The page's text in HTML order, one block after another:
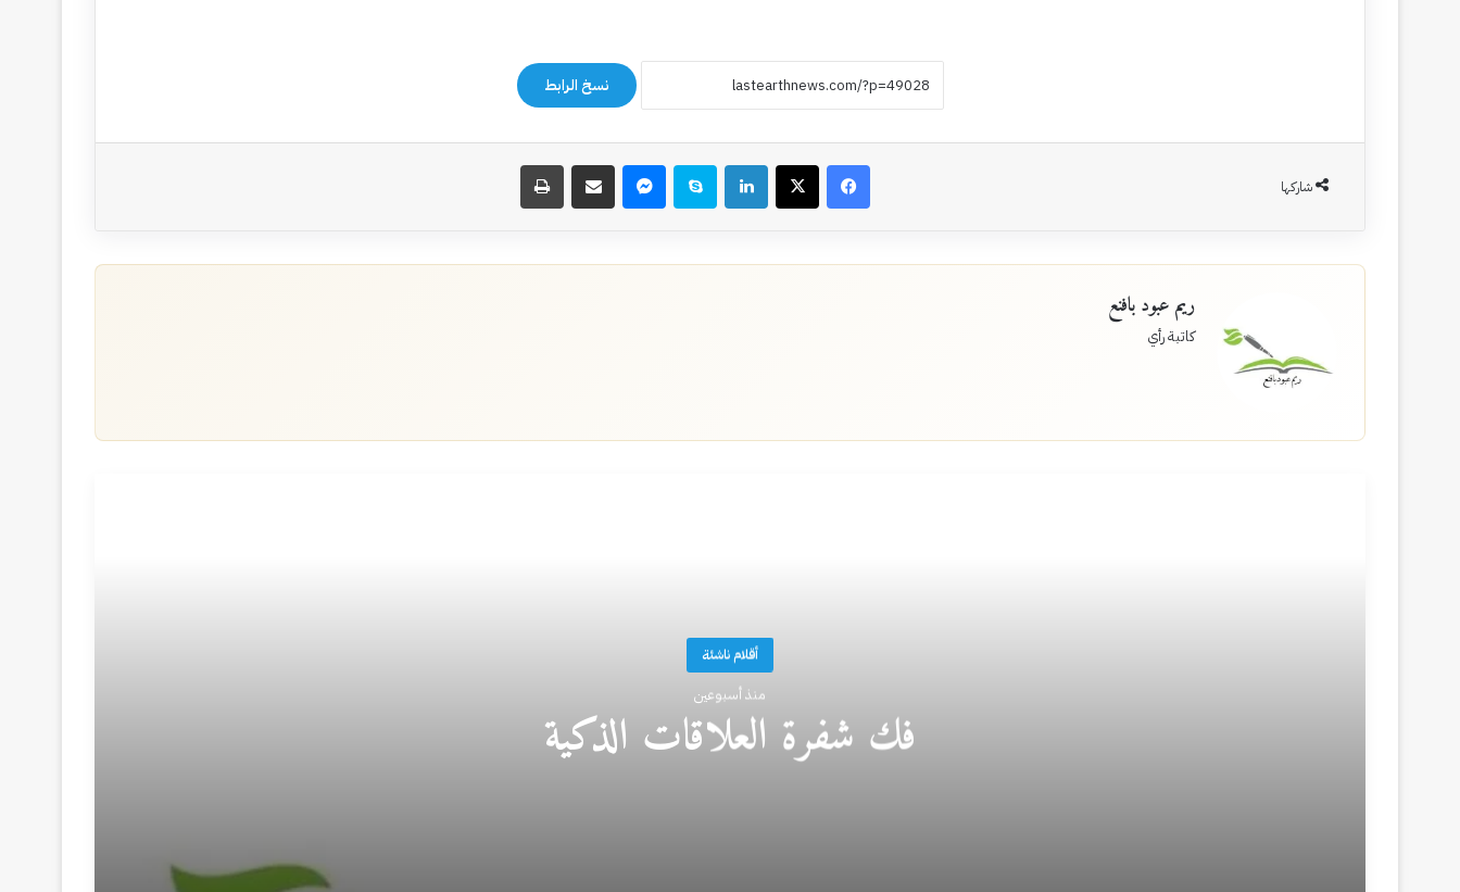
نسخ الرابط
شاركها
فيسبوك‫X لينكدإن سكايب ماسنجر مشاركة عبر البريد طباعة
ريم عبود بافنع
كاتبة رأي
أقلام ناشئة
منذ أسبوعين
فك شفرة العلاقات الذكية